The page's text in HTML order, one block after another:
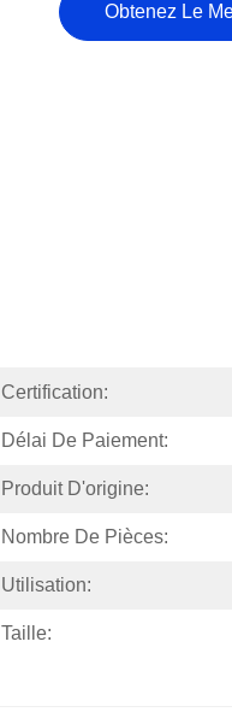
Obtenez Le
Certification:
Délai De Paiement:
Produit D'origine:
Nombre De Pièces:
Utilisation:
Taille: